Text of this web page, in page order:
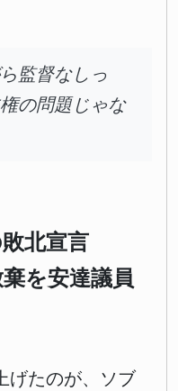
監督なしっ
の問題じゃな
北宣言
を安達議員
げたのが、ソブ